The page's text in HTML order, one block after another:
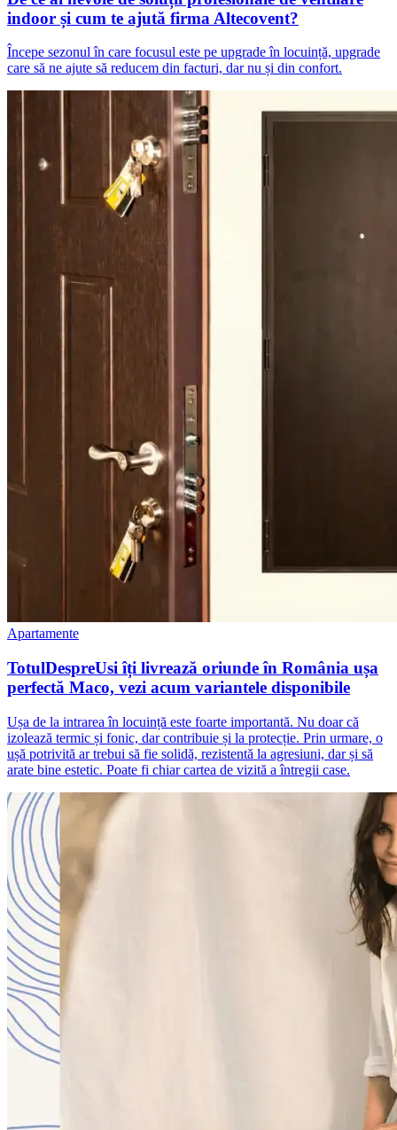
indoor și cum te ajută firma Altecovent?
Începe sezonul în care focusul este pe upgrade în locuință, upgrade
care să ne ajute să reducem din facturi, dar nu și din confort.
Apartamente
TotulDespreUsi îți livrează oriunde în România ușa
perfectă Maco, vezi acum variantele disponibile
Ușa de la intrarea în locuință este foarte importantă. Nu doar că
izolează termic și fonic, dar contribuie și la protecție. Prin urmare, o
ușă potrivită ar trebui să fie solidă, rezistentă la agresiuni, dar și să
arate bine estetic. Poate fi chiar cartea de vizită a întregii case.